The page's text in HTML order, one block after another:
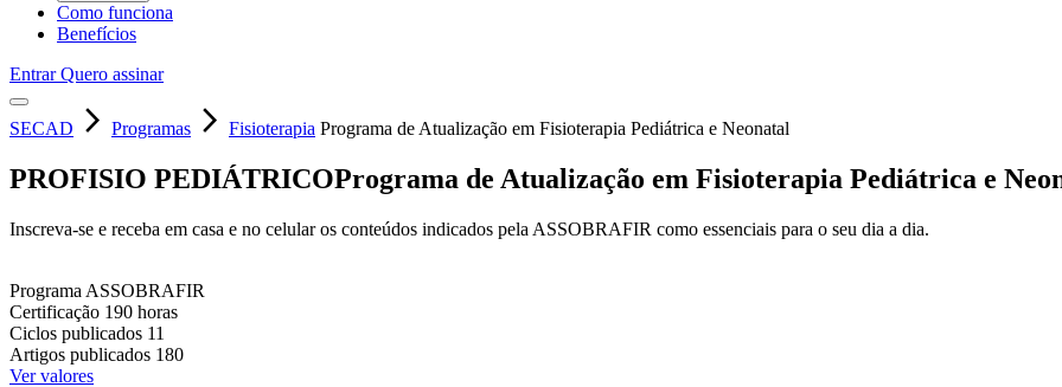
Como funciona
Benefícios
EntrarQuero assinar
SECAD arrow_forward_ios Programas arrow_forward_ios Fisioterapia Programa de Atualização em Fisioterapia Pediátrica e Neonatal
PROFISIO PEDIÁTRICOPrograma de Atualização em Fisioterapia Pediátrica e
Inscreva-se e receba em casa e no celular os conteúdos indicados pela ASSOBRAFIR como essenciais para o seu dia a dia.
Programa ASSOBRAFIR
Certificação 190 horas
Ciclos publicados 11
Artigos publicados 180
Ver valores